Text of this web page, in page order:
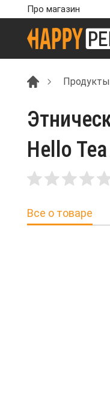
Про магазин
Hello Tea
Все о товаре